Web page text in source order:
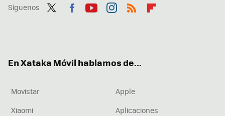
Síguenos
En Xataka Móvil hablamos de...
Movistar
Apple
Xiaomi
Aplicaciones